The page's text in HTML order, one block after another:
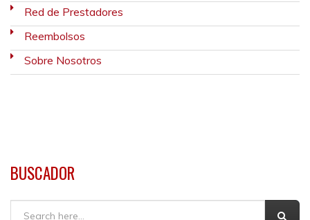
Red de Prestadores
Reembolsos
Sobre Nosotros
BUSCADOR
Buscar